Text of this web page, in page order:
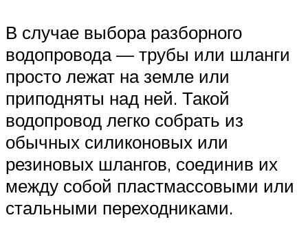
В случае выбора разборного
водопровода — трубы или шланги
просто лежат на земле или
приподняты над ней. Такой
водопровод легко собрать из
обычных силиконовых или
резиновых шлангов, соединив их
между собой пластмассовыми или
стальными переходниками.